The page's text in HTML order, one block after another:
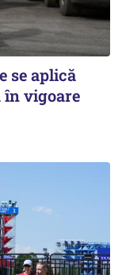
se aplică
în vigoare